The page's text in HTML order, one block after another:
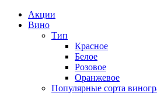
Акции
Вино
Тип
Красное
Белое
Розовое
Оранжевое
Популярные сорта